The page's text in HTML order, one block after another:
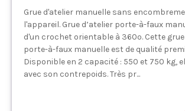
Grue d'atelier manuelle sans
l'appareil. Grue d’atelier porte-à-faux
d'un crochet orientable à 360º. Cette
porte-à-faux manuelle est de qualité
Disponible en 2 capacité : 550 et 750 kg,
avec son contrepoids. Très pr...